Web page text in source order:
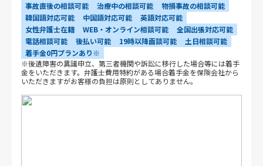
事故直後の相談可能
治療中の相談可能
物損事故の相談可能
韓国語対応可能
中国語対応可能
英語対応可能
女性弁護士在籍
WEB・オンライン相談可能
全国出張対応可能
電話相談可能
後払い可能 19時以降面談可能
土日相談可能
着手金0円プランあり※
※後遺障害の異議申立、第三者機関や訴訟に移行した場合等には着手
金をいただきます。弁護士費用特約がある場合着手金を保険会社から
いただきますがお客様の負担は原則としてありません。